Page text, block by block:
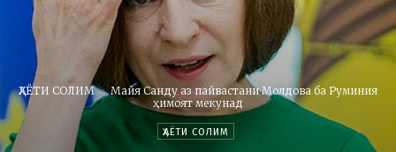
ҲАЁТИ СОЛИМ
Майя Санду аз пайвастани Молдова ба Руминия
ҳимоят мекунад
ҲАЁТИ СОЛИМ